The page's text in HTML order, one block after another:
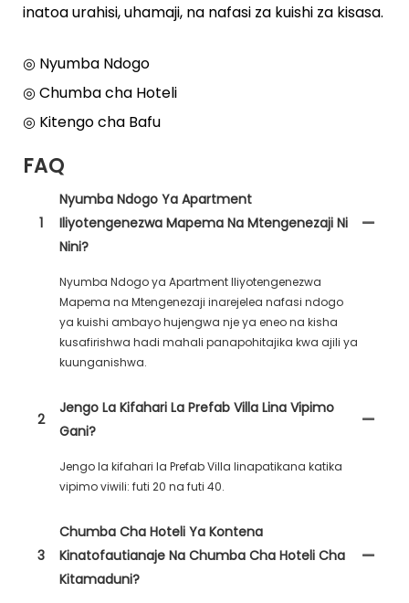
inatoa urahisi, uhamaji, na nafasi za kuishi za kisasa.
◎ Nyumba Ndogo
◎ Chumba cha Hoteli
◎ Kitengo cha Bafu
FAQ
1
Nyumba Ndogo Ya Apartment
Iliyotengenezwa Mapema Na Mtengenezaji Ni
Nini?
Nyumba Ndogo ya Apartment Iliyotengenezwa
Mapema na Mtengenezaji inarejelea nafasi ndogo
ya kuishi ambayo hujengwa nje ya eneo na kisha
kusafirishwa hadi mahali panapohitajika kwa ajili ya
kuunganishwa.
2
Jengo La Kifahari La Prefab Villa Lina Vipimo
Gani?
Jengo la kifahari la Prefab Villa linapatikana katika
vipimo viwili: futi 20 na futi 40.
3
Chumba Cha Hoteli Ya Kontena
Kinatofautianaje Na Chumba Cha Hoteli Cha
Kitamaduni?